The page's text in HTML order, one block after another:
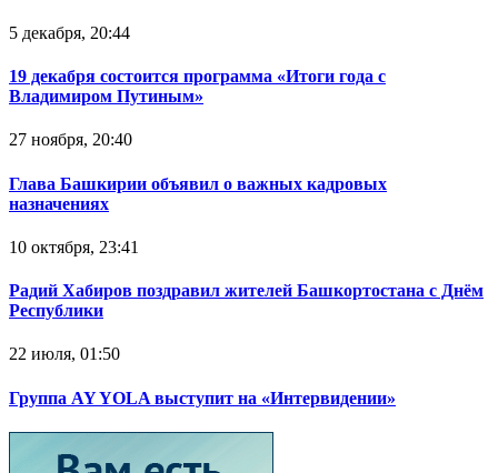
5 декабря, 20:44
19 декабря состоится программа «Итоги года с
Владимиром Путиным»
27 ноября, 20:40
Глава Башкирии объявил о важных кадровых
назначениях
10 октября, 23:41
Радий Хабиров поздравил жителей Башкортостана с Днём
Республики
22 июля, 01:50
Группа AY YOLA выступит на «Интервидении»